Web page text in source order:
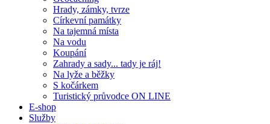
Hrady, zámky, tvrze
Církevní památky
Na tajemná místa
Na vodu
Koupání
Zahrady a sady... tady je ráj!
Na lyže a běžky
S kočárkem
Turistický průvodce ON LINE
E-shop
Služby